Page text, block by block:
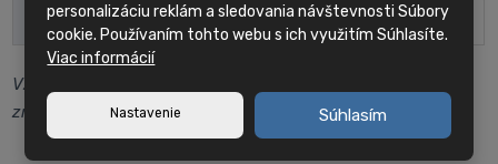
Hmotnosť stroja 5500(kg)
Vzhľadom na neustály vývoj sa špecifikácia stroja môže
zmeniť bez predchádzajúceho upozornenia.
personalizáciu reklám a sledovania návštevnosti Súbory
cookie. Používaním tohto webu s ich využitím Súhlasíte.
Viac informácií
Nastavenie Súhlasím